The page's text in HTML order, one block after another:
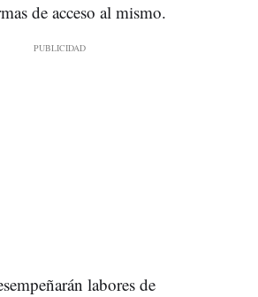
de acceso al mismo.
labores de